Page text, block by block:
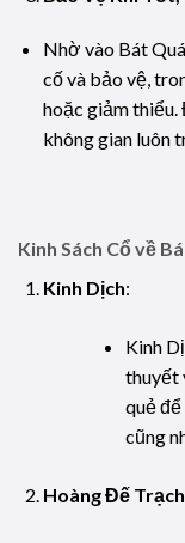
Nhờ vào Bát
cố và bảo vệ,
hoặc giảm thiểu.
không gian luôn
Kinh Sách Cổ về
Kinh Dịch:
Kinh
thuyết
quẻ
cũng
Hoàng Đế